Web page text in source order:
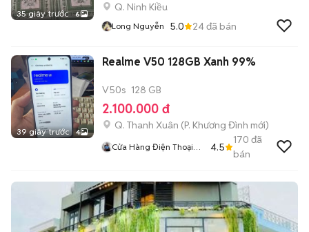
35 giây trước 6
Q. Ninh Kiều
Long Nguyễn 5.0 24đã bán
39 giây trước 4
Realme V50 128GB Xanh 99%
V50s 128 GB
2.100.000 đ
Q. Thanh Xuân (P. Khương Đình mới)
Cửa Hàng Điện Thoại
4.5
170 đã
bán